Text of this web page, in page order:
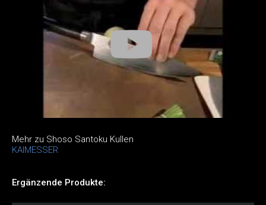
Mehr zu Shoso Santoku Kullen
KAIMESSER
Ergänzende Produkte: